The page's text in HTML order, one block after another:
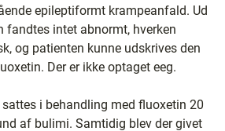
epileptiformt krampeanfald. Ud
fandtes intet abnormt, hverken
og patienten kunne udskrives den
Der er ikke optaget eeg.
sattes i behandling med fluoxetin 20
af bulimi. Samtidig blev der givet